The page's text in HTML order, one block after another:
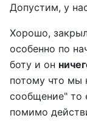
Допустим, у
Хорошо,
особенно по
боту и он
потому что мы
сообщение" то
помимо